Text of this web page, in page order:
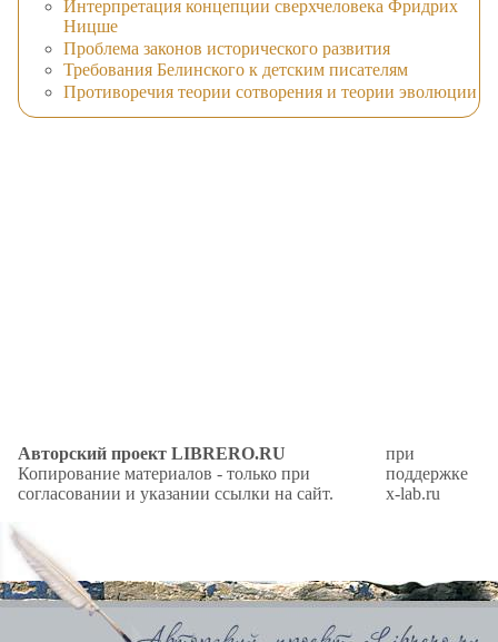
Интерпретация концепции сверхчеловека Фридрих
Ницше
Проблема законов исторического развития
Требования Белинского к детским писателям
Противоречия теории сотворения и теории эволюции
Авторский проект LIBRERO.RU
Копирование материалов - только при
согласовании и указании ссылки на сайт.
при
поддержке
x-lab.ru